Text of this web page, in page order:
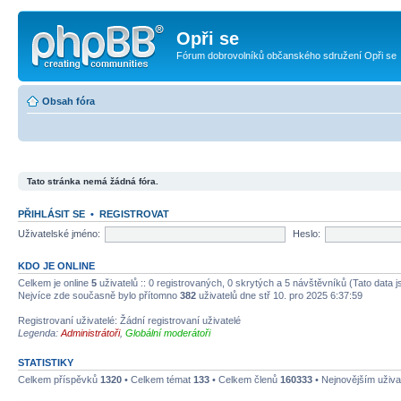
Opři se
Fórum dobrovolníků občanského sdružení Opři se
Obsah fóra
Tato stránka nemá žádná fóra.
PŘIHLÁSIT SE • REGISTROVAT
Uživatelské jméno:
Heslo:
KDO JE ONLINE
Celkem je online 5 uživatelů :: 0 registrovaných, 0 skrytých a 5 návštěvníků (Tato data
Nejvíce zde současně bylo přítomno 382 uživatelů dne stř 10. pro 2025 6:37:59
Registrovaní uživatelé: Žádní registrovaní uživatelé
Legenda: Administrátoři, Globální moderátoři
STATISTIKY
Celkem příspěvků 1320 • Celkem témat 133 • Celkem členů 160333 • Nejnovějším